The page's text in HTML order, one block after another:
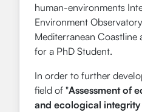
human-environments
Environment
Mediterranean
for a PhD Student.
In order to further
field of "Assessment of
and ecological